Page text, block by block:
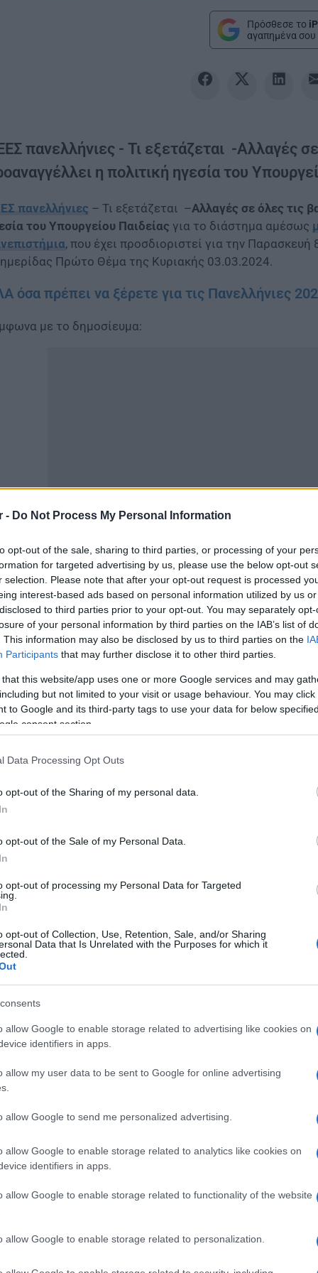
- Do Not Process My Personal Information
opt-out of the sale, sharing to third parties, or processing of your
for targeted advertising by us, please use the below opt-out
selection. Please note that after your opt-out request is processed
interest-based ads based on personal information utilized by us
to third parties prior to your opt-out. You may separately
of your personal information by third parties on the IAB’s list of
This information may also be disclosed by us to third parties on the
Participants that may further disclose it to other third parties.
that this website/app uses one or more Google services and may
but not limited to your visit or usage behaviour. You may
to Google and its third-party tags to use your data for below
consent section.
Data Processing Opt Outs
opt-out of the Sharing of my personal data.
opt-out of the Sale of my Personal Data.
opt-out of processing my Personal Data for Targeted
opt-out of Collection, Use, Retention, Sale, and/or Sharing
Data that Is Unrelated with the Purposes for which it
allow Google to enable storage related to advertising like cookies on
identifiers in apps.
allow my user data to be sent to Google for online advertising
allow Google to send me personalized advertising.
allow Google to enable storage related to analytics like cookies on
identifiers in apps.
allow Google to enable storage related to functionality of the website
allow Google to enable storage related to personalization.
Πρόσθεσε το
αγαπημένα σου
πανελλήνιες - Τι εξετάζεται -Αλλαγές
η πολιτική ηγεσία του
πανελλήνιες – Τι εξετάζεται –Αλλαγές σε όλες τις
του Υπουργείου Παιδείας για το διάστημα αμέσως
, που έχει προσδιοριστεί για την
Πρώτο Θέμα της Κυριακής 03.03.2024.
όσα πρέπει να ξέρετε για τις Πανελλήνιες
με το δημοσίευμα:
Πανελλαδικές εξετάσεις
από τα πρώτα ζητήματα με τα οποία θα ασχοληθεί
Κυριάκος Πιερρακάκης είναι οι Πανελλαδικές
Πανελληνίων: Το σχέδιο για εθνικό
Υπουργείο Παιδείας μιλούν για έναρξη διαλόγου
σημειώνοντας ότι το ισχύον σύστημα έχει
ωστόσο έχει το εξίσου σοβαρό μειονέκτημα
μαθημάτων, χωρίς να λαμβάνονται υπόψη οι
στο Λύκειο. Αυτό που μελετούν τώρα -δηλώνοντας εκ
κάθε υποψήφιο και να λαμβάνονται υπόψη για την
σχέση με το ισχύον σύστημα των Πανελλαδικών
μετανάστευση
που φοιτούν είτε σεΠανεπιστήμια του
υπολογίζονται σε 72.000 – περίπου 5.000
Αυτό σημαίνει ότι πέρα από εκείνους που
υπάρχει άλλη μία γενιά που φοιτά είτε στο
στο εξωτερικό είναι κυμαινόμενο – και οι
σε ιδιωτικά πανεπιστήμια. Από την άλλη πλευρά, τα
έλεγχο από το κράτος για το επίπεδο της
το ξένο πανεπιστήμιο με το οποίο συνεργάζονται.
τους 40.000 Ελληνες που φοιτούν στο εξωτερικό, οι
Θεωρείται ότι κάποια από αυτά θα
τους στην Ελλάδα ώστε να γίνουν ακόμα
ενδιαφέρον έχει εκδηλωθεί και από δέκα
υπουργείο Παιδείας διαρρέει ότι υπάρχουν συζητήσει